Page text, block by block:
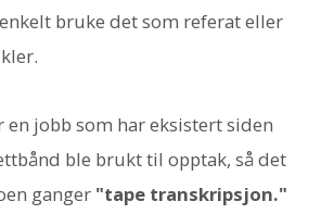
bruke det som referat eller
en jobb som har eksistert siden
ble brukt til opptak, så det
ganger "tape transkripsjon."